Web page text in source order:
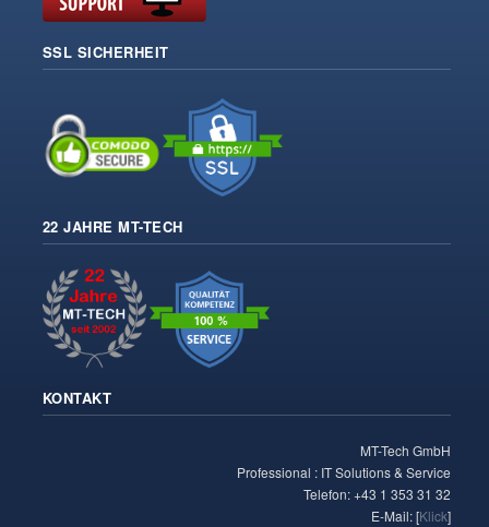
SSL SICHERHEIT
22 JAHRE MT-TECH
KONTAKT
MT-Tech GmbH
Professional : IT Solutions & Service
Telefon: +43 1 353 31 32
E-Mail: [Klick]